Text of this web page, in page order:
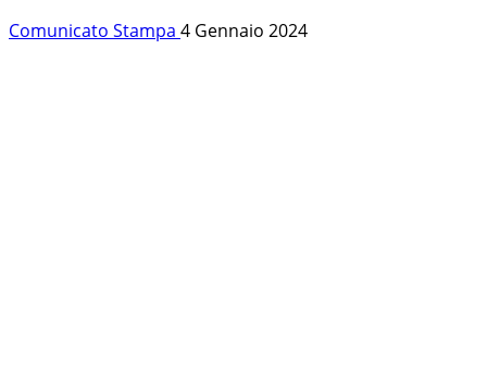
Comunicato Stampa 4 Gennaio 2024